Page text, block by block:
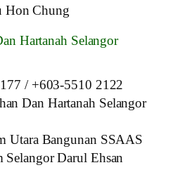
Hon Chung
Hartanah Selangor
/ +603-5510 2122
Dan Hartanah Selangor
Utara Bangunan SSAAS
Darul Ehsan